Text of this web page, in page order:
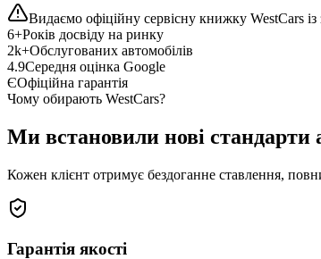
Видаємо офіційну сервісну книжку WestCars
6+Років досвіду на ринку
2k+Обслугованих автомобілів
4.9Середня оцінка Google
ЄОфіційна гарантія
Чому обирають WestCars?
Ми встановили нові стандарти
Кожен клієнт отримує бездоганне ставлення,
Гарантія якості